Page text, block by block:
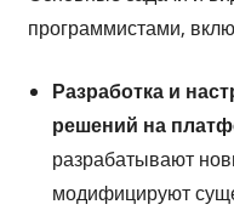
программистами,
Разработка и
решений на
разрабатывают
модифицируют